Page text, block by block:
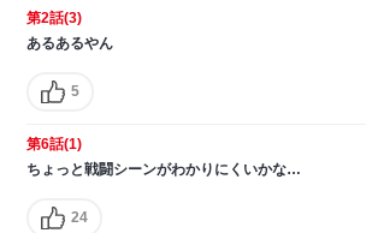
第2話(3)
あるあるやん
5
第6話(1)
ちょっと戦闘シーンがわかりにくいかな…
24